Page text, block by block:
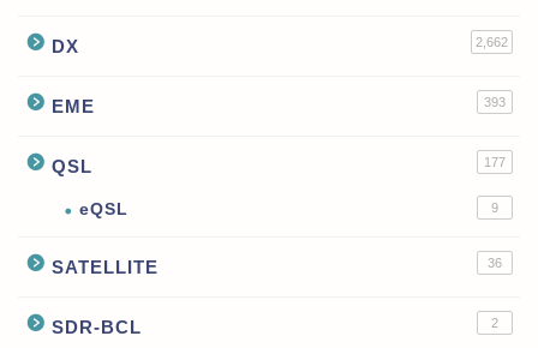
DX 2,662
EME 393
QSL 177
eQSL 9
SATELLITE 36
SDR-BCL 2